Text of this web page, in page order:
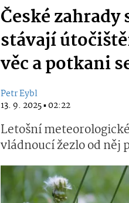
České
stávají
věc a potkani
Petr Eybl
13. 9. 2025 ▪ 02:22
Letošní
vládnoucí žezlo od něj